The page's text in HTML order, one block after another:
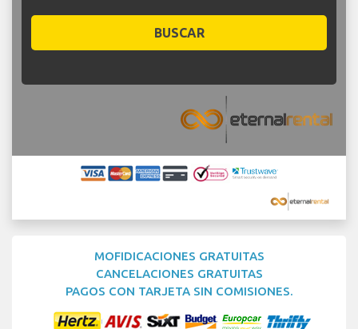
BUSCAR
MOFIDICACIONES GRATUITAS
CANCELACIONES GRATUITAS
PAGOS CON TARJETA SIN COMISIONES.